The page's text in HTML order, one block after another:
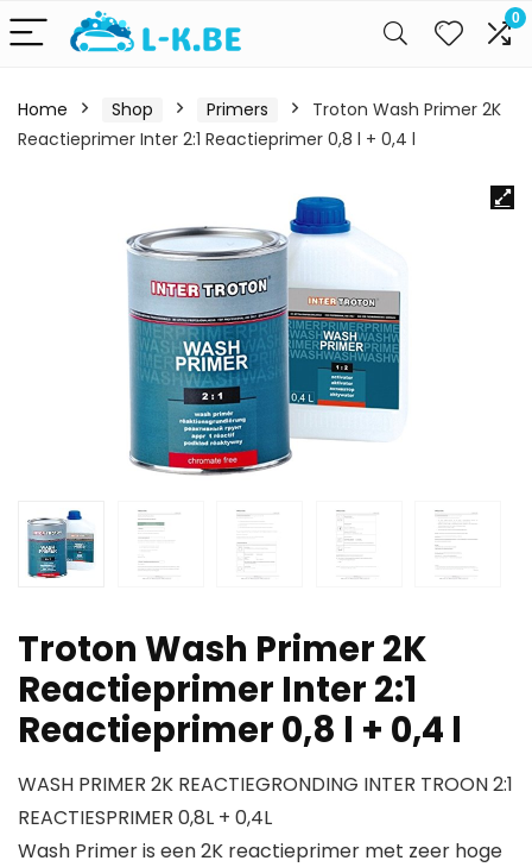
0
Home Shop Primers
Troton Wash Primer 2K
Reactieprimer Inter 2:1 Reactieprimer 0,8 l + 0,4 l
Troton Wash Primer 2K
Reactieprimer Inter 2:1
Reactieprimer 0,8 l + 0,4 l
WASH PRIMER 2K REACTIEGRONDING INTER TROON 2:1
REACTIESPRIMER 0,8L + 0,4L
Wash Primer is een 2K reactieprimer met zeer hoge